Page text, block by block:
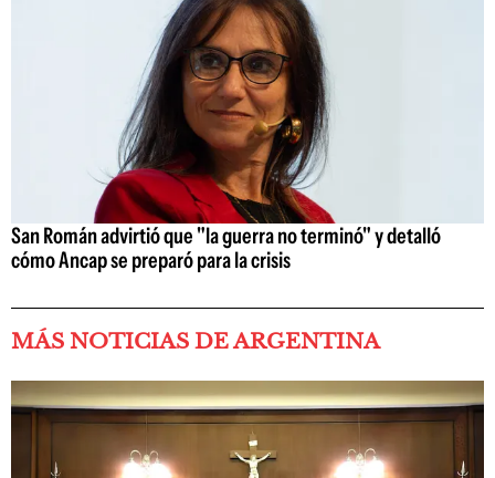
San Román advirtió que "la guerra no terminó" y detalló
cómo Ancap se preparó para la crisis
MÁS NOTICIAS DE ARGENTINA